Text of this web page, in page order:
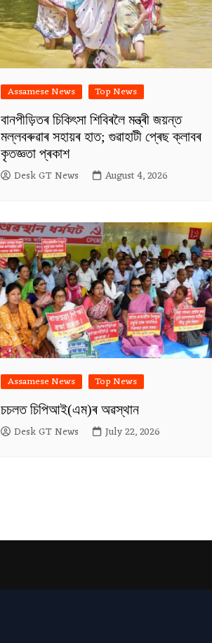
Assamese News Top News
বানপীড়িতৰ চিকিৎসা শিবিৰলৈ মন্ত্ৰী জয়ন্ত
মল্লবৰুৱাৰ সহায়ৰ হাত; গুৱাহাটী প্ৰেছ ক্লাবৰ
কৃতজ্ঞতা প্ৰকাশ
Desk GT News August 4, 2026
Assamese News Top News
চচলত চিপিআই(এম)ৰ অৱস্থান
Desk GT News July 22, 2026